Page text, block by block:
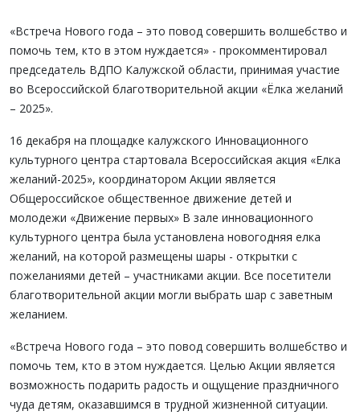
«Встреча Нового года – это повод совершить волшебство и
помочь тем, кто в этом нуждается» - прокомментировал
председатель ВДПО Калужской области, принимая участие
во Всероссийской благотворительной акции «Ёлка желаний
– 2025».
16 декабря на площадке калужского Инновационного
культурного центра стартовала Всероссийская акция «Елка
желаний-2025», координатором Акции является
Общероссийское общественное движение детей и
молодежи «Движение первых» В зале инновационного
культурного центра была установлена новогодняя елка
желаний, на которой размещены шары - открытки с
пожеланиями детей – участниками акции. Все посетители
благотворительной акции могли выбрать шар с заветным
желанием.
«Встреча Нового года – это повод совершить волшебство и
помочь тем, кто в этом нуждается. Целью Акции является
возможность подарить радость и ощущение праздничного
чуда детям, оказавшимся в трудной жизненной ситуации.